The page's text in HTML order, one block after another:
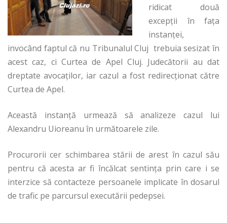
ridicat două
excepții în fața
instanței,
invocând faptul că nu Tribunalul Cluj trebuia sesizat în
acest caz, ci Curtea de Apel Cluj. Judecătorii au dat
dreptate avocaților, iar cazul a fost redirecţionat către
Curtea de Apel.
Această instanță urmează să analizeze cazul lui
Alexandru Uioreanu în următoarele zile.
Procurorii cer schimbarea stării de arest în cazul său
pentru că acesta ar fi încălcat sentința prin care i se
interzice să contacteze persoanele implicate în dosarul
de trafic pe parcursul executării pedepsei.